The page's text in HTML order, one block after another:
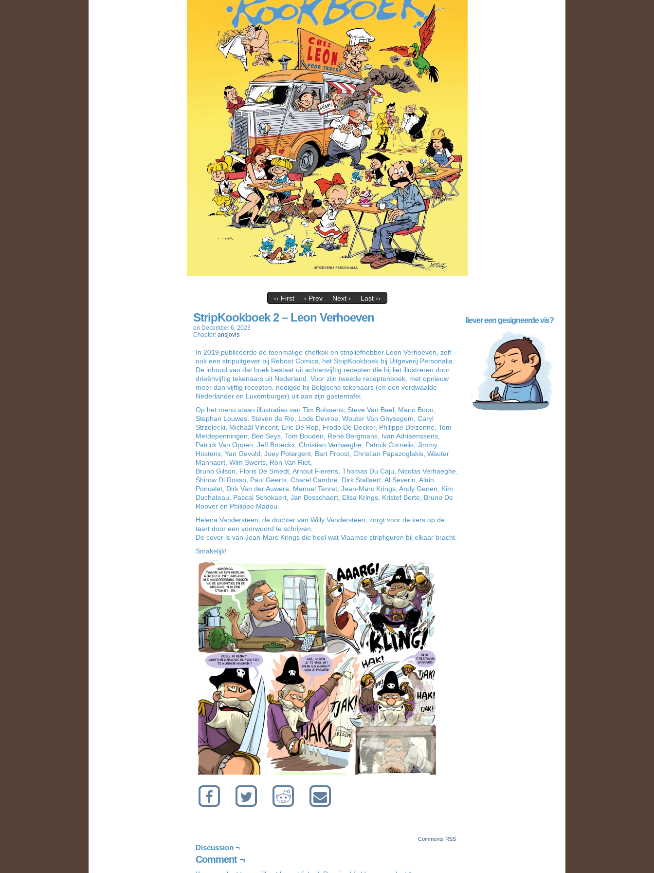
‹‹ First ‹ Prev Next › Last ››
StripKookboek 2 – Leon Verhoeven
on December 6, 2023
Chapter: ansjovis
In 2019 publiceerde de toenmalige chefkok en stripliefhebber Leon Verhoeven, zelf
ook een stripuitgever bij Reboot Comics, het StripKookboek bij Uitgeverij Personalia.
De inhoud van dat boek bestaat uit achtenvijftig recepten die hij liet illustreren door
drieënvijftig tekenaars uit Nederland. Voor zijn tweede receptenboek, met opnieuw
meer dan vijftig recepten, nodigde hij Belgische tekenaars (en een verdwaalde
Nederlander en Luxemburger) uit aan zijn gastentafel.
Op het menu staan illustraties van Tim Bolssens, Steve Van Bael, Mario Boon,
Stephan Louwes, Steven de Rie, Lode Devroe, Wouter Van Ghysegem, Caryl
Strzelecki, Michaäl Vincent, Eric De Rop, Frodo De Decker, Philippe Delzenne, Tom
Metdepenningen, Ben Seys, Tom Bouden, René Bergmans, Ivan Adriaenssens,
Patrick Van Oppen, Jeff Broeckx, Christian Verhaeghe, Patrick Cornelis, Jimmy
Hostens, Yan Gevuld, Joey Potargent, Bart Proost, Christian Papazoglakis, Wauter
Mannaert, Wim Swerts, Ron Van Riet,
Bruno Gilson, Floris De Smedt, Arnout Fierens, Thomas Du Caju, Nicolas Verhaeghe,
Shirow Di Rosso, Paul Geerts, Charel Cambré, Dirk Stallaert, Al Severin, Alain
Poncelet, Dirk Van der Auwera, Manuel Tenret, Jean-Marc Krings, Andy Genen, Kim
Duchateau, Pascal Schokaert, Jan Bosschaert, Elisa Krings, Kristof Berte, Bruno De
Roover en Philippe Madou.
Helena Vandersteen, de dochter van Willy Vandersteen, zorgt voor de kers op de
taart door een voorwoord te schrijven.
De cover is van Jean-Marc Krings die heel wat Vlaamse stripfiguren bij elkaar bracht.
Smakelijk!
Comments RSS
Discussion ¬
Comment ¬
liever een gesigneerde vis?